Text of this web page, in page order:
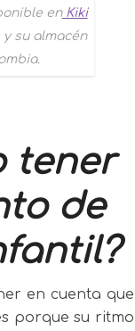
enKiki
su almacén
tener
de
en cuenta que
porque su ritmo